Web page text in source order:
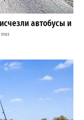
автобусы и
5103